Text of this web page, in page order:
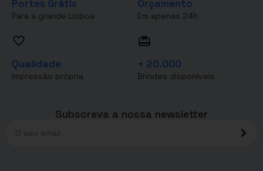
Portes Grátis
Para a grande Lisboa
Orçamento
Em apenas 24h
Qualidade
Impressão própria
+ 20.000
Brindes disponíveis
Subscreva a nossa newsletter